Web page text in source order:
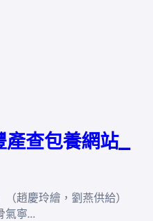
產查包養網站_
趙慶玲繪，劉燕供給）
氣寧…